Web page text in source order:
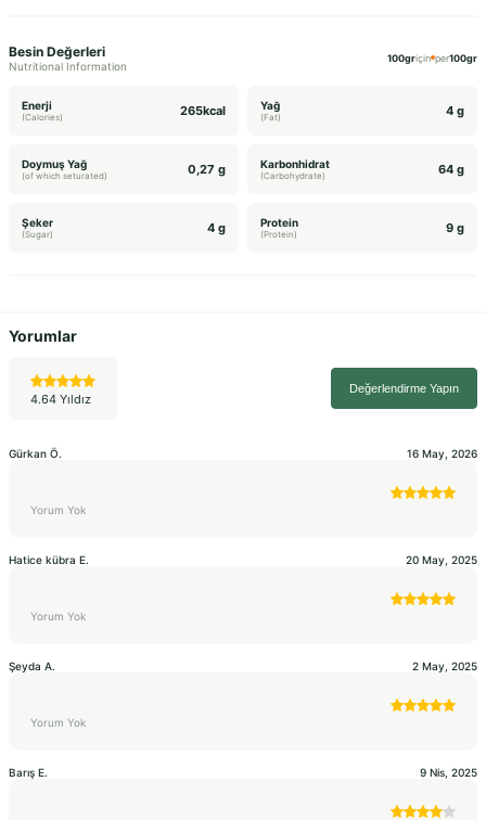
Besin Değerleri
Nutritional Information
100griçin per100gr
Enerji
(Calories) 265kcal Yağ
(Fat) 4 g
Doymuş Yağ
(of which seturated) 0,27 g Karbonhidrat
(Carbohydrate) 64 g
Şeker
(Sugar) 4 g Protein
(Protein) 9 g
Yorumlar
4.64 Yıldız
Değerlendirme Yapın
Gürkan Ö. 16 May, 2026
Yorum Yok
Hatice kübra E. 20 May, 2025
Yorum Yok
Şeyda A. 2 May, 2025
Yorum Yok
Barış E. 9 Nis, 2025